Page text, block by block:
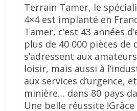
Terrain Tamer, le
4×4 est implanté en
Tamer, c’est 43 années
plus de 40 000 pièces de
s’adressent aux
loisir, mais aussi à
aux services d’urgence,
minière… dans 80 pays
Une belle réussite !